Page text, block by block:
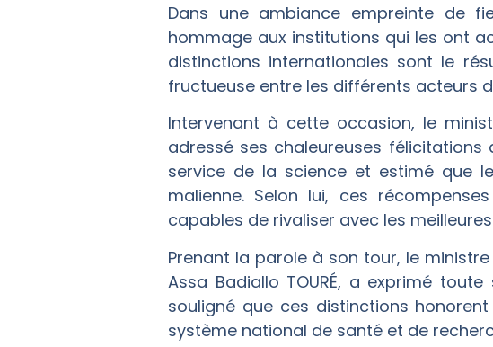
Dans une ambiance empreinte de
hommage aux institutions qui les ont
distinctions internationales sont le
fructueuse entre les différents acteurs
Intervenant à cette occasion, le
adressé ses chaleureuses félicitations
service de la science et estimé que
malienne. Selon lui, ces
capables de rivaliser avec les
Prenant la parole à son tour, le
Assa Badiallo TOURÉ, a exprimé
souligné que ces distinctions
système national de santé et de